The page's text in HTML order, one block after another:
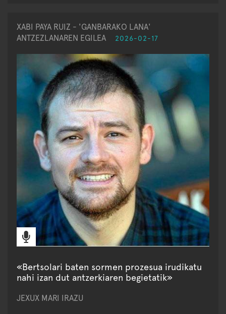
XABI PAYA RUIZ - 'GANBARAKO LANA'
ANTZEZLANAREN EGILEA
2026-02-17
«Bertsolari baten sormen prozesua irudikatu
nahi izan dut antzerkiaren begietatik»
JEXUX MARI IRAZU